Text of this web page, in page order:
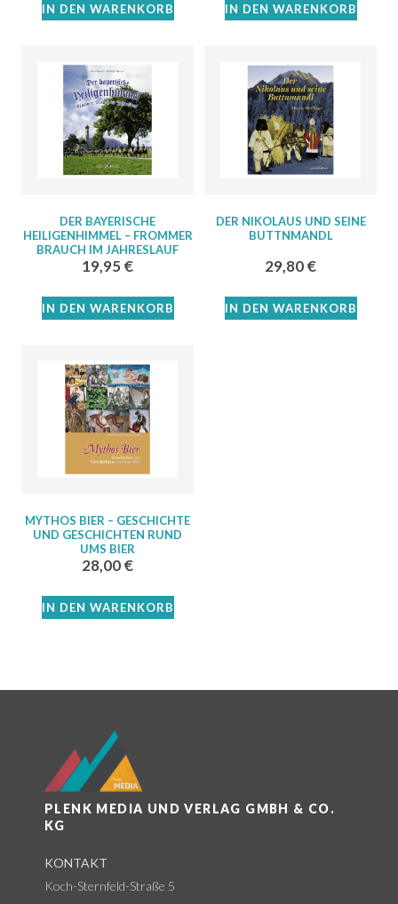
IN DEN WARENKORB IN DEN WARENKORB
DER BAYERISCHE
HEILIGENHIMMEL – FROMMER
BRAUCH IM JAHRESLAUF
19,95€
IN DEN WARENKORB
DER NIKOLAUS UND SEINE
BUTTNMANDL
29,80€
IN DEN WARENKORB
MYTHOS BIER – GESCHICHTE
UND GESCHICHTEN RUND
UMS BIER
28,00€
IN DEN WARENKORB
PLENK MEDIA UND VERLAG GMBH & CO.
KG
KONTAKT
Koch-Sternfeld-Straße 5